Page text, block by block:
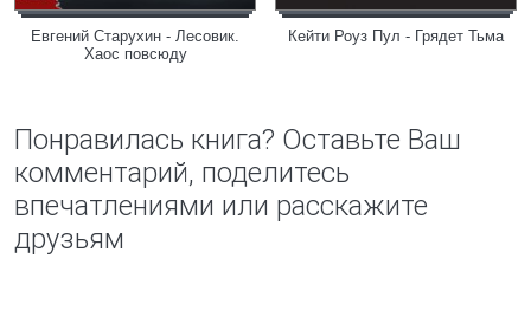
Евгений Старухин - Лесовик.
Хаос повсюду
Кейти Роуз Пул - Грядет Тьма
Понравилась книга? Оставьте Ваш
комментарий, поделитесь
впечатлениями или расскажите
друзьям